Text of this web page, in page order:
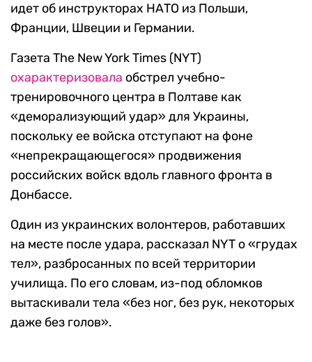
идет об инструкторах НАТО из Польши,
Франции, Швеции и Германии.
Газета The New York Times (NYT)
охарактеризовала обстрел учебно-
тренировочного центра в Полтаве как
«деморализующий удар» для Украины,
поскольку ее войска отступают на фоне
«непрекращающегося» продвижения
российских войск вдоль главного фронта в
Донбассе.
Один из украинских волонтеров, работавших
на месте после удара, рассказал NYT о «грудах
тел», разбросанных по всей территории
училища. По его словам, из-под обломков
вытаскивали тела «без ног, без рук, некоторых
даже без голов».